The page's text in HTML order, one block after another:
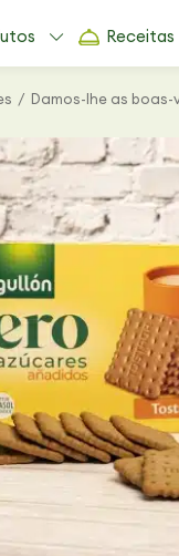
Receitas
Damos-lhe as